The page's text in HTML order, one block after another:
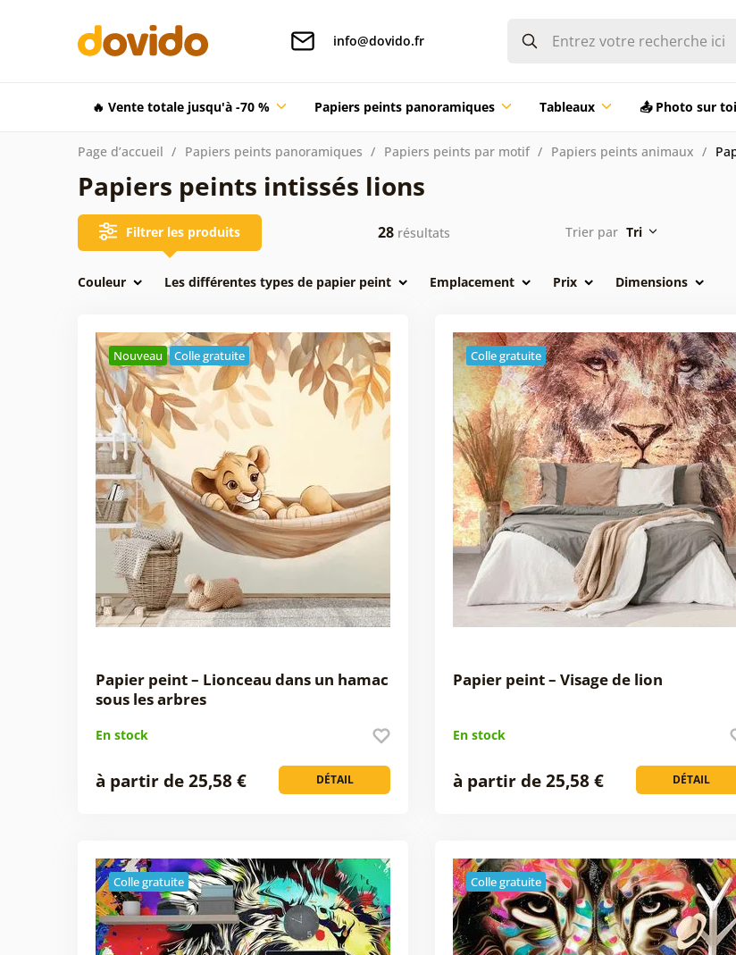
info@dovido.fr
🔥 Vente totale jusqu'à -70 % Papiers peints panoramiques Tableaux 📤 Photo sur
Page d’accueil Papiers peints panoramiques Papiers peints par motif Papiers peints animaux
Papiers peints intissés lions
Filtrer les produits 28résultats Trier par Tri
Couleur Les différentes types de papier peint Emplacement Prix Dimensions
Nouveau Colle gratuite
Papier peint – Lionceau dans un hamac
sous les arbres
En stock
DÉTAIL
à partir de 25,58 €
Colle gratuite
Papier peint – Visage de lion
En stock
DÉTAIL
à partir de 25,58 €
Colle gratuite Colle gratuite